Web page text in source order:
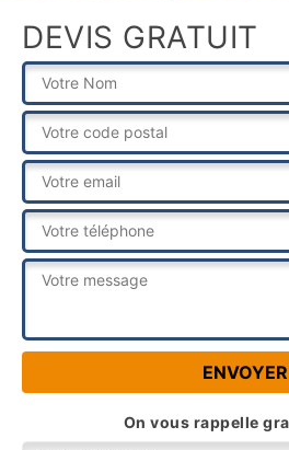
DEVIS GRATUIT
On vous rappelle